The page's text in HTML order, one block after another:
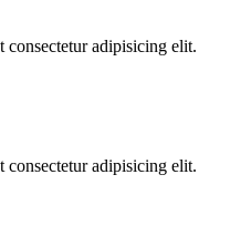
consectetur adipisicing elit.
consectetur adipisicing elit.